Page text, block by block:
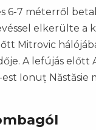
6-7 méterről
elkerülte a
Mitrovic
A lefújás előtt
Ionuț Năstăsie